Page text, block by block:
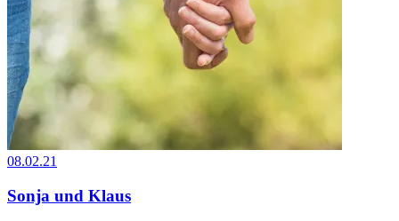
08.02.21
Sonja und Klaus